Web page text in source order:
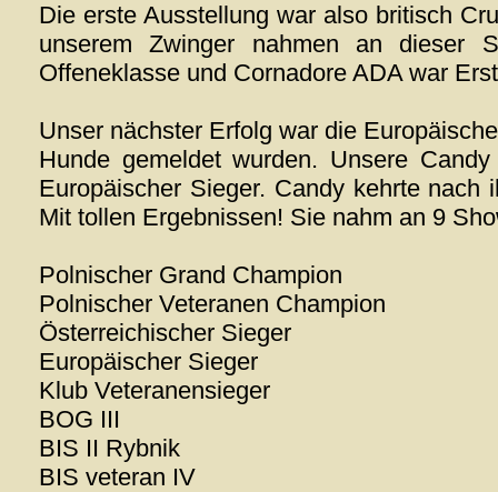
Die erste Ausstellung war also britisch
unserem Zwinger nahmen an dieser
Offeneklasse und Cornadore ADA war
Unser nächster Erfolg war die
Hunde gemeldet wurden. Unsere
Europäischer Sieger. Candy kehrte
Mit tollen Ergebnissen! Sie nahm an 9
Polnischer Grand Champion
Polnischer Veteranen Champion
Österreichischer Sieger
Europäischer Sieger
Klub Veteranensieger
BOG III
BIS II Rybnik
BIS veteran IV